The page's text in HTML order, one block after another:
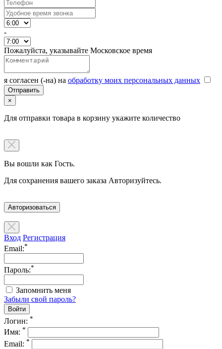
-
Пожалуйста, указывайте Московское время
я согласен (-на) на обработку моих персональных данных
×
Для отправки товара в корзину укажите количество
Вы вошли как Гость.
Для сохранения вашего заказа Авторизуйтесь.
Авторизоваться
Вход Регистрация
Email:*
Пароль:*
Запомнить меня
Забыли свой пароль?
Логин: *
Имя: *
Email: *